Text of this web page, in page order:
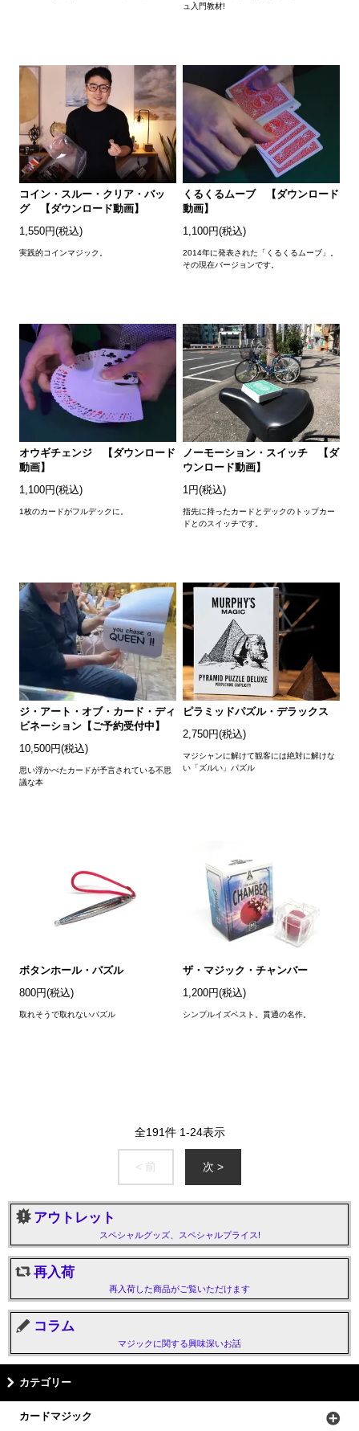
ュ入門教材!
コイン・スルー・クリア・バッ
グ 【ダウンロード動画】
1,550円(税込)
実践的コインマジック。
くるくるムーブ 【ダウンロード
動画】
1,100円(税込)
2014年に発表された「くるくるムーブ」。
その現在バージョンです。
オウギチェンジ 【ダウンロード
動画】
1,100円(税込)
1枚のカードがフルデックに。
ノーモーション・スイッチ 【ダ
ウンロード動画】
1円(税込)
指先に持ったカードとデックのトップカー
ドとのスイッチです。
ジ・アート・オブ・カード・ディ
ビネーション【ご予約受付中】
10,500円(税込)
思い浮かべたカードが予言されている不思
議な本
ピラミッドパズル・デラックス
2,750円(税込)
マジシャンに解けて観客には絶対に解けな
い「ズルい」パズル
ボタンホール・パズル
800円(税込)
取れそうで取れないパズル
ザ・マジック・チャンバー
1,200円(税込)
シンプルイズベスト。貫通の名作。
全191件 1-24表示
< 前 次 >
アウトレット
スペシャルグッズ、スペシャルプライス!
再入荷
再入荷した商品がご覧いただけます
コラム
マジックに関する興味深いお話
カテゴリー
カードマジック